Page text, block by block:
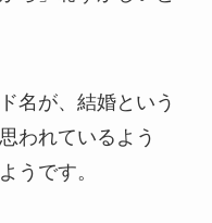
名が、結婚という
われているよう
うです。